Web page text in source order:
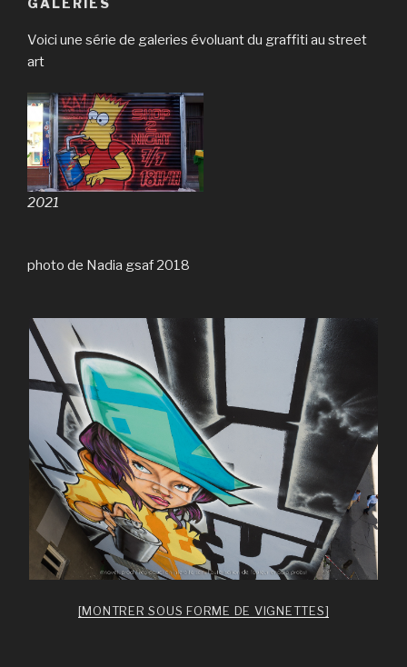
GALERIES
Voici une série de galeries évoluant du graffiti au street
art
2021
photo de Nadia gsaf 2018
[MONTRER SOUS FORME DE VIGNETTES]